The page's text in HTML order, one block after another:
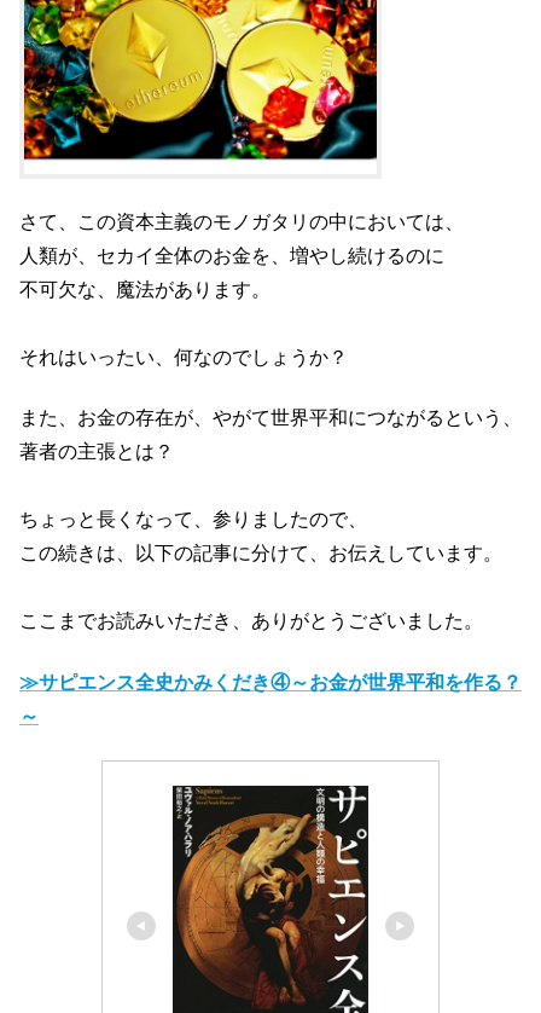
さて、この資本主義のモノガタリの中においては、
人類が、セカイ全体のお金を、増やし続けるのに
不可欠な、魔法があります。
それはいったい、何なのでしょうか？
また、お金の存在が、やがて世界平和につながるという、
著者の主張とは？
ちょっと長くなって、参りましたので、
この続きは、以下の記事に分けて、お伝えしています。
ここまでお読みいただき、ありがとうございました。
≫サピエンス全史かみくだき④～お金が世界平和を作る？
～